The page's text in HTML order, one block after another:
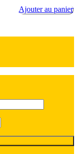
Ajouter au panier
Ajouter au panier
Ajouter au panier
Ajouter au panier
Ajouter au panier
Ajouter au panier
Ajouter au panier
Ajouter au panier